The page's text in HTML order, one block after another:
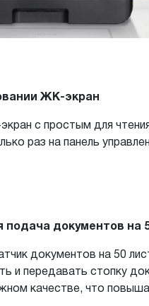
ЖК-экран
с простым для
раз на панель
подача документов на
документов на 50
и передавать стопку
качестве, что